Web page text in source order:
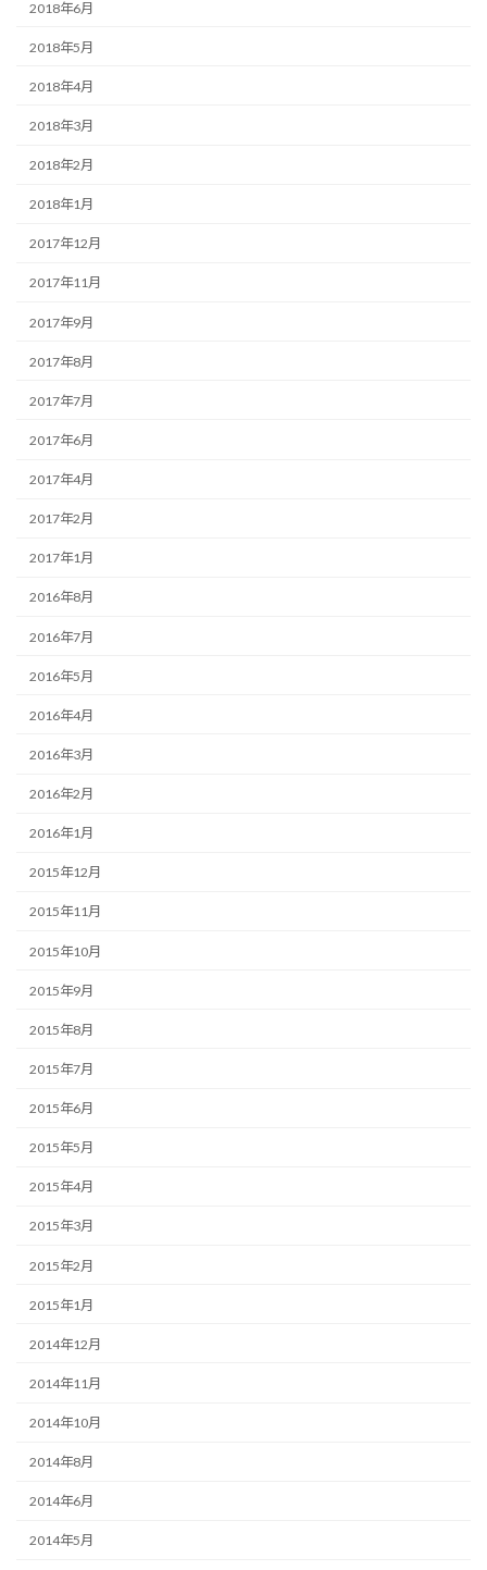
2018年6月
2018年5月
2018年4月
2018年3月
2018年2月
2018年1月
2017年12月
2017年11月
2017年9月
2017年8月
2017年7月
2017年6月
2017年4月
2017年2月
2017年1月
2016年8月
2016年7月
2016年5月
2016年4月
2016年3月
2016年2月
2016年1月
2015年12月
2015年11月
2015年10月
2015年9月
2015年8月
2015年7月
2015年6月
2015年5月
2015年4月
2015年3月
2015年2月
2015年1月
2014年12月
2014年11月
2014年10月
2014年8月
2014年6月
2014年5月